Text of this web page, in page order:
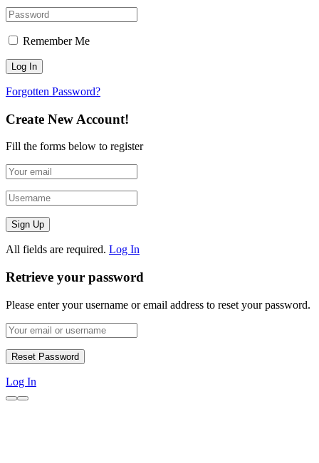
Remember Me
Forgotten Password?
Create New Account!
Fill the forms below to register
All fields are required. Log In
Retrieve your password
Please enter your username or email address to reset your password.
Log In